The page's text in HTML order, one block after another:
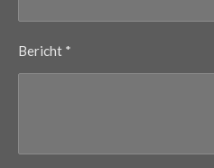
Bericht *